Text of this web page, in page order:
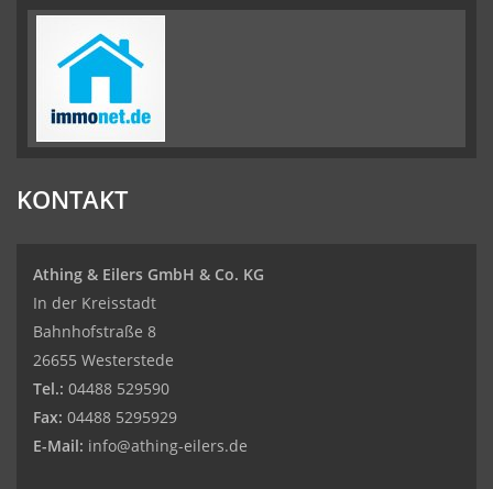
KONTAKT
Athing & Eilers GmbH & Co. KG
In der Kreisstadt
Bahnhofstraße 8
26655 Westerstede
Tel.: 04488 529590
Fax: 04488 5295929
E-Mail: info@athing-eilers.de